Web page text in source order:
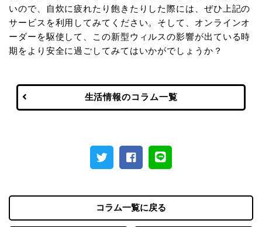
いので、自炊に疲れたり飽きたりした際には、ぜひ上記の
サービスを利用してみてください。そして、オンラインオ
ーダーを駆使して、この新型ウィルスの影響が出ている時
期をより安全に過ごしてみてはいかがでしょうか？
生活情報のコラム一覧
コラム一覧に戻る